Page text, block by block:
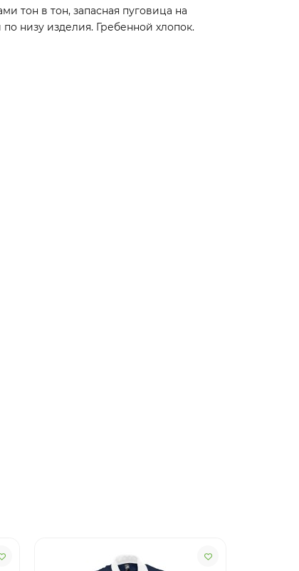
тон в тон, запасная пуговица на
низу изделия. Гребенной хлопок.